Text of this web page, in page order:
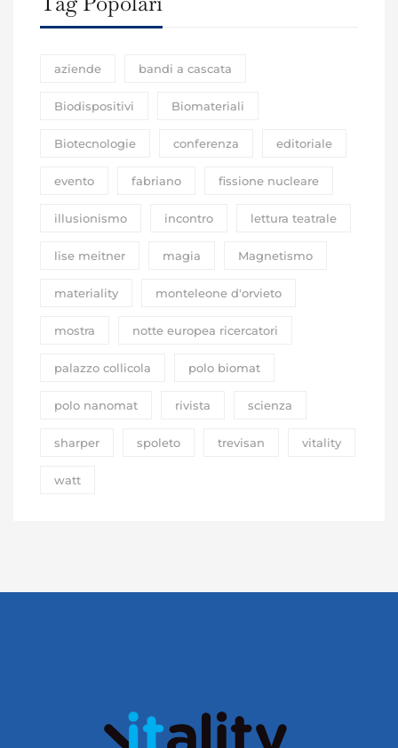
aziende bandi a cascata
Biodispositivi Biomateriali
Biotecnologie conferenza editoriale
evento fabriano fissione nucleare
illusionismo incontro lettura teatrale
lise meitner magia Magnetismo
materiality monteleone d'orvieto
mostra notte europea ricercatori
palazzo collicola polo biomat
polo nanomat rivista scienza
sharper spoleto trevisan vitality
watt